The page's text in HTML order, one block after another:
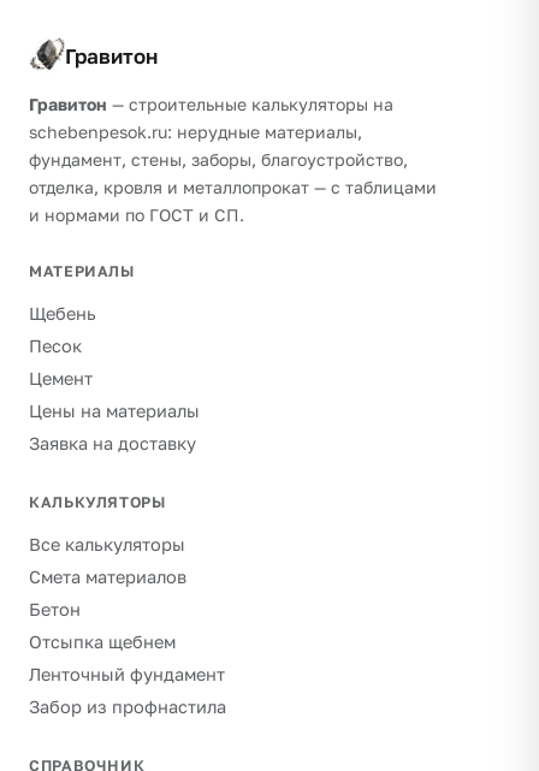
Гравитон
Гравитон — строительные калькуляторы на
schebenpesok.ru: нерудные материалы,
фундамент, стены, заборы, благоустройство,
отделка, кровля и металлопрокат — с таблицами
и нормами по ГОСТ и СП.
МАТЕРИАЛЫ
Щебень
Песок
Цемент
Цены на материалы
Заявка на доставку
КАЛЬКУЛЯТОРЫ
Все калькуляторы
Смета материалов
Бетон
Отсыпка щебнем
Ленточный фундамент
Забор из профнастила
СПРАВОЧНИК